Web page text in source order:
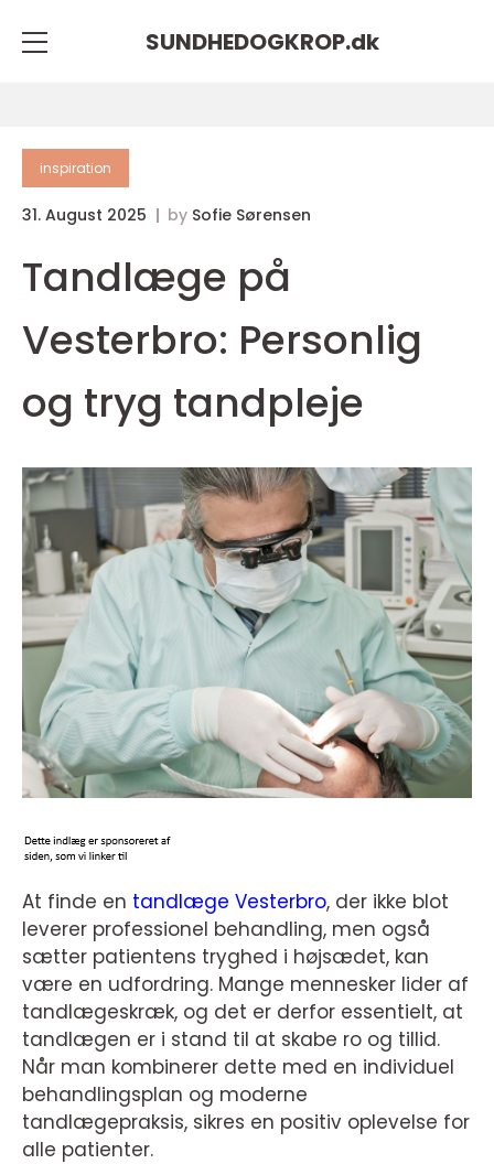
SUNDHEDOGKROP.dk
inspiration
31. August 2025 by Sofie Sørensen
Tandlæge på
Vesterbro: Personlig
og tryg tandpleje
At finde en tandlæge Vesterbro, der ikke blot
leverer professionel behandling, men også
sætter patientens tryghed i højsædet, kan
være en udfordring. Mange mennesker lider af
tandlægeskræk, og det er derfor essentielt, at
tandlægen er i stand til at skabe ro og tillid.
Når man kombinerer dette med en individuel
behandlingsplan og moderne
tandlægepraksis, sikres en positiv oplevelse for
alle patienter.